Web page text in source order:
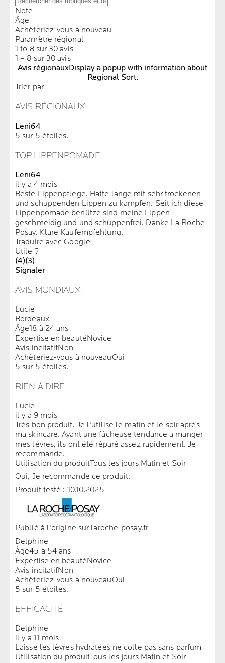
Note
Âge
Achèteriez-vous à nouveau
Paramètre régional
1 to 8 sur 30 avis
1 – 8 sur 30 avis
Avis régionauxDisplay a popup with information about
Regional Sort.
Trier par
AVIS RÉGIONAUX
Leni64
5 sur 5 étoiles.
TOP LIPPENPOMADE
Leni64
il y a 4 mois
Beste Lippenpflege. Hatte lange mit sehr trockenen
und schuppenden Lippen zu kämpfen. Seit ich diese
Lippenpomade benütze sind meine Lippen
geschmeidig und und schuppenfrei. Danke La Roche
Posay. Klare Kaufempfehlung.
Traduire avec Google
Utile ?
(4)(3)
Signaler
AVIS MONDIAUX
Lucie
Bordeaux
Âge18 à 24 ans
Expertise en beautéNovice
Avis incitatifNon
Achèteriez-vous à nouveauOui
5 sur 5 étoiles.
RIEN À DIRE
Lucie
il y a 9 mois
Très bon produit. Je l'utilise le matin et le soir après
ma skincare. Ayant une fâcheuse tendance a manger
mes lèvres, ils ont été réparé assez rapidement. Je
recommande.
Utilisation du produitTous les jours Matin et Soir
Oui, Je recommande ce produit.
Produit testé : 10.10.2025
Publié à l'origine sur laroche-posay.fr
Delphine
Âge45 à 54 ans
Expertise en beautéNovice
Avis incitatifNon
Achèteriez-vous à nouveauOui
5 sur 5 étoiles.
EFFICACITÉ
Delphine
il y a 11 mois
Laisse les lèvres hydratées ne colle pas sans parfum
Utilisation du produitTous les jours Matin et Soir